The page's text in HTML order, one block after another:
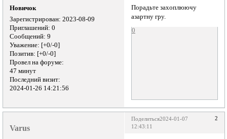
Новичок
Зарегистрирован: 2023-08-09
Приглашений: 0
Сообщений: 9
Уважение: [+0/-0]
Позитив: [+0/-0]
Провел на форуме:
47 минут
Последний визит:
2024-01-26 14:21:56
Порадьте захоплюючу
азартну гру.
0
Поделиться 2
2024-01-07
12:43:11
Varus